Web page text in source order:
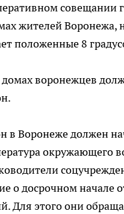
совещании
жителей Воронежа,
положенные 8
воронежцев
Воронеже должен
окружающего
досрочном начале
Для этого они